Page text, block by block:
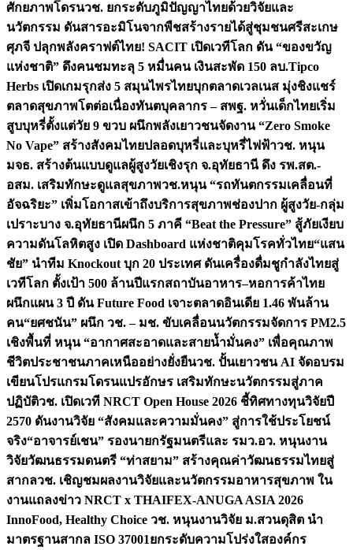
ศักยภาพโดรนวช. ยกระดับภูมิปัญญาไทยด้วยวิจัยและ
นวัตกรรม ดันสารอะมิโนจากพืชสร้างรายได้สู่ชุมชนศรีสะเกษ
ศุภจี ปลุกพลังคราฟต์ไทย! SACIT เปิดเวทีโลก ดัน “ของขวัญ
แห่งชาติ” ดึงคนชมทะลุ 5 หมื่นคน เงินสะพัด 150 ลบ.Tipco
Herbs เปิดเกมรุกส่ง 5 สมุนไพรไทยบุกตลาดเวลเนส มุ่งชิงแชร์
ตลาดสุขภาพโตต่อเนื่องทันตบุคลากร – สพฐ. หวั่นเด็กไทยเริ่ม
สูบบุหรี่ตั้งแต่วัย 9 ขวบ ผนึกพลังเยาวชนจัดงาน “Zero Smoke
No Vape” สร้างสังคมไทยปลอดบุหรี่และบุหรี่ไฟฟ้าวช. หนุน
มจธ. สร้างต้นแบบดูแลผู้สูงวัยเชิงรุก จ.อุทัยธานี ดึง รพ.สต.-
อสม. เสริมทักษะดูแลสุขภาพวช.หนุน “รถทันตกรรมเคลื่อนที่
อัจฉริยะ” เพิ่มโอกาสเข้าถึงบริการสุขภาพช่องปาก ผู้สูงวัย-กลุ่ม
เปราะบาง จ.อุทัยธานีผนึก 5 ภาคี “Beat the Pressure” สู้ภัยเงียบ
ความดันโลหิตสูง เปิด Dashboard แห่งชาติคุมโรคทั่วไทย“แสน
ชัย” นำทีม Knockout บุก 20 ประเทศ ดันเครื่องดื่มชูกำลังไทยสู่
เวทีโลก ตั้งเป้า 500 ล้านปีแรกสถาบันอาหาร–หอการค้าไทย
ผนึกแผน 3 ปี ดัน Future Food เจาะตลาดอินเดีย 1.46 พันล้าน
คน“ยศชนัน” ผนึก วช. – มช. ขับเคลื่อนนวัตกรรมจัดการ PM2.5
เชิงพื้นที่ หนุน “อากาศสะอาดและสายน้ำมั่นคง” เพื่อคุณภาพ
ชีวิตประชาชนภาคเหนืออย่างยั่งยืนวช. ปั้นเยาวชน AI จัดอบรม
เขียนโปรแกรมโดรนแปรอักษร เสริมทักษะนวัตกรรมสู่ภาค
ปฏิบัติวช. เปิดเวที NRCT Open House 2026 ชี้ทิศทางทุนวิจัยปี
2570 ดันงานวิจัย “สังคมและความมั่นคง” สู่การใช้ประโยชน์
จริง“อาจารย์เชน” รองนายกรัฐมนตรีและ รมว.อว. หนุนงาน
วิจัยวัฒนธรรมดนตรี “ท่าสยาม” สร้างคุณค่าวัฒนธรรมไทยสู่
สากลวช. เชิญชมผลงานวิจัยและนวัตกรรมอาหารสุขภาพ ใน
งานแถลงข่าว NRCT x THAIFEX-ANUGA ASIA 2026
InnoFood, Healthy Choice วช. หนุนงานวิจัย ม.สวนดุสิต นำ
มาตรฐานสากล ISO 37001ยกระดับความโปร่งใสองค์กร